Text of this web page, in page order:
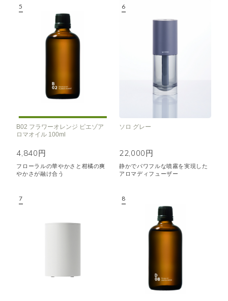
B02 フラワーオレンジ ピエゾア
ロマオイル 100ml
4,840円
フローラルの華やかさと柑橘の爽
やかさが融け合う
ソロ グレー
22,000円
静かでパワフルな噴霧を実現した
アロマディフューザー